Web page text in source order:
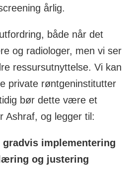
årlig.
både når det
og radiologer, men vi ser
ressursutnyttelse. Vi kan
private røntgeninstitutter
bør dette være et
Ashraf, og legger til:
gradvis implementering
og justering